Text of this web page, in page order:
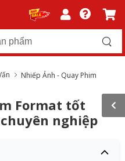
Nhiếp Ảnh - Quay Phim
Format tốt
nghiệp